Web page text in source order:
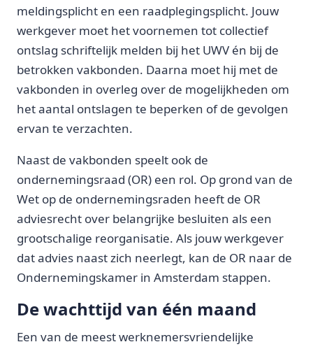
meldingsplicht en een raadplegingsplicht. Jouw
werkgever moet het voornemen tot collectief
ontslag schriftelijk melden bij het UWV én bij de
betrokken vakbonden. Daarna moet hij met de
vakbonden in overleg over de mogelijkheden om
het aantal ontslagen te beperken of de gevolgen
ervan te verzachten.
Naast de vakbonden speelt ook de
ondernemingsraad (OR) een rol. Op grond van de
Wet op de ondernemingsraden heeft de OR
adviesrecht over belangrijke besluiten als een
grootschalige reorganisatie. Als jouw werkgever
dat advies naast zich neerlegt, kan de OR naar de
Ondernemingskamer in Amsterdam stappen.
De wachttijd van één maand
Een van de meest werknemersvriendelijke